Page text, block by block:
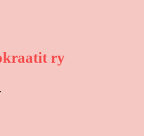
ry